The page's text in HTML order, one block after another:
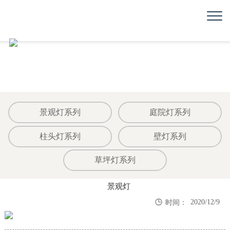
景观灯系列 庭院灯系列
柱头灯系列 壁灯系列
草坪灯系列
景观灯
 时间： 2020/12/9